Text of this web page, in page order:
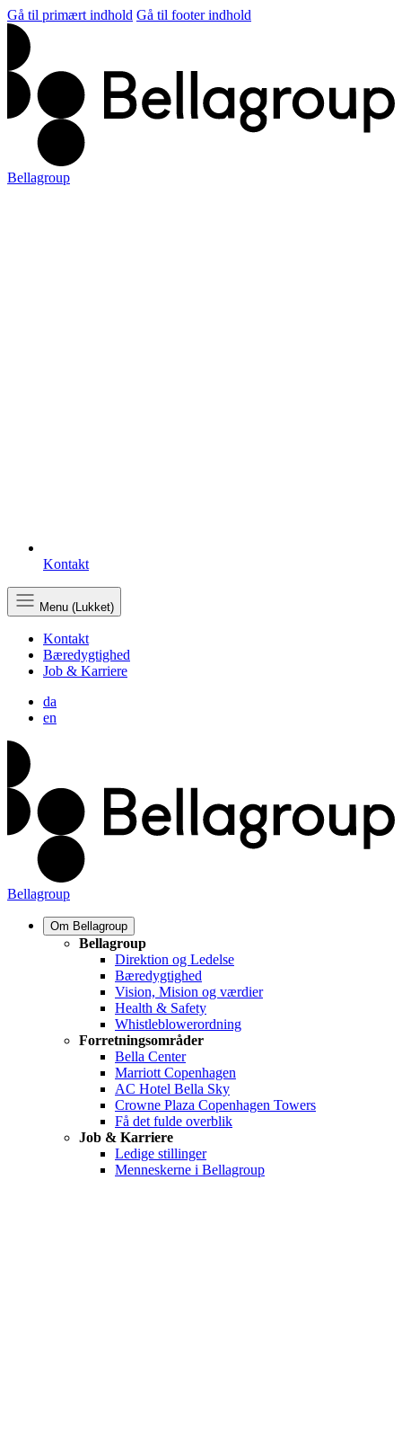
Gå til primært indhold Gå til footer indhold
Bellagroup
Kontakt
Menu (Lukket)
Kontakt
Bæredygtighed
Job & Karriere
da
en
Bellagroup
Om Bellagroup
Bellagroup
Direktion og Ledelse
Bæredygtighed
Vision, Mision og værdier
Health & Safety
Whistleblowerordning
Forretningsområder
Bella Center
Marriott Copenhagen
AC Hotel Bella Sky
Crowne Plaza Copenhagen Towers
Få det fulde overblik
Job & Karriere
Ledige stillinger
Menneskerne i Bellagroup